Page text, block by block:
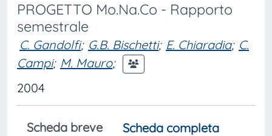
PROGETTO Mo.Na.Co - Rapporto
semestrale
C. Gandolfi; G.B. Bischetti; E. Chiaradia; C.
Campi; M. Mauro;
2004
Scheda breve
Scheda completa